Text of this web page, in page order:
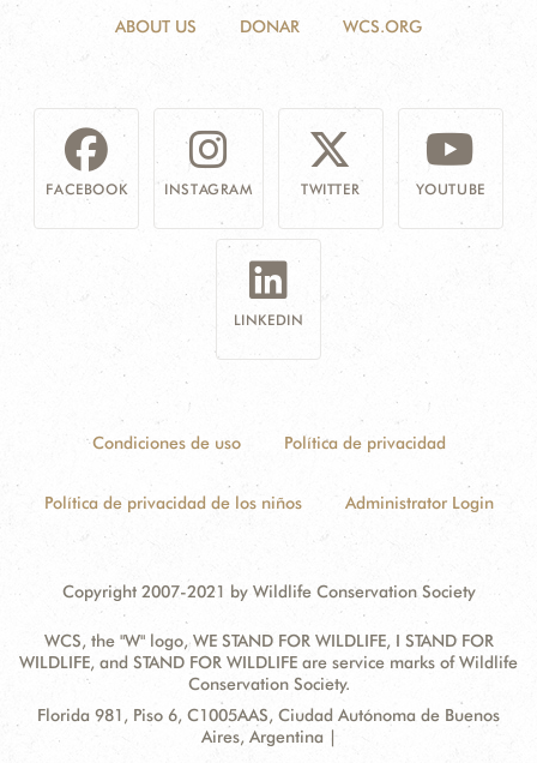
ABOUT US DONAR WCS.ORG
FACEBOOK INSTAGRAM TWITTER YOUTUBE
LINKEDIN
Condiciones de uso Política de privacidad
Política de privacidad de los niños Administrator Login
Copyright 2007-2021 by Wildlife Conservation Society
WCS, the "W" logo, WE STAND FOR WILDLIFE, I STAND FOR
WILDLIFE, and STAND FOR WILDLIFE are service marks of Wildlife
Conservation Society.
Contact
Address:
Florida 981, Piso 6, C1005AAS, Ciudad Autónoma de Buenos
Aires, Argentina |